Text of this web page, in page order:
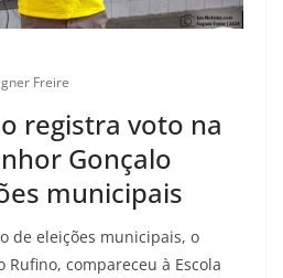
Freire
registra voto na
Gonçalo
municipais
de eleições municipais, o
compareceu à Escola